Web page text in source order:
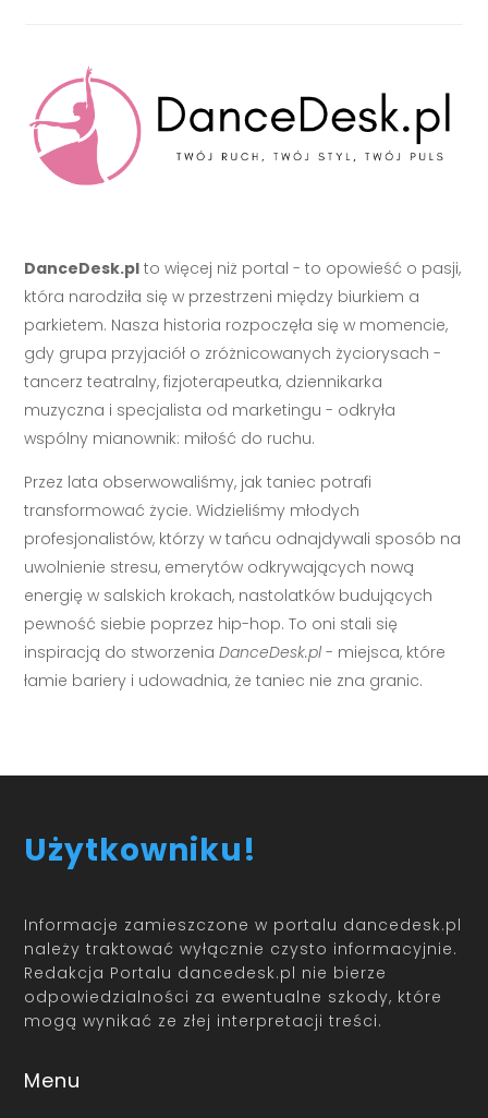
DanceDesk.pl to więcej niż portal - to opowieść o pasji,
która narodziła się w przestrzeni między biurkiem a
parkietem. Nasza historia rozpoczęła się w momencie,
gdy grupa przyjaciół o zróżnicowanych życiorysach -
tancerz teatralny, fizjoterapeutka, dziennikarka
muzyczna i specjalista od marketingu - odkryła
wspólny mianownik: miłość do ruchu.
Przez lata obserwowaliśmy, jak taniec potrafi
transformować życie. Widzieliśmy młodych
profesjonalistów, którzy w tańcu odnajdywali sposób na
uwolnienie stresu, emerytów odkrywających nową
energię w salskich krokach, nastolatków budujących
pewność siebie poprzez hip-hop. To oni stali się
inspiracją do stworzeniaDanceDesk.pl - miejsca, które
łamie bariery i udowadnia, że taniec nie zna granic.
Użytkowniku!
Informacje zamieszczone w portalu dancedesk.pl
należy traktować wyłącznie czysto informacyjnie.
Redakcja Portalu dancedesk.pl nie bierze
odpowiedzialności za ewentualne szkody, które
mogą wynikać ze złej interpretacji treści.
Menu